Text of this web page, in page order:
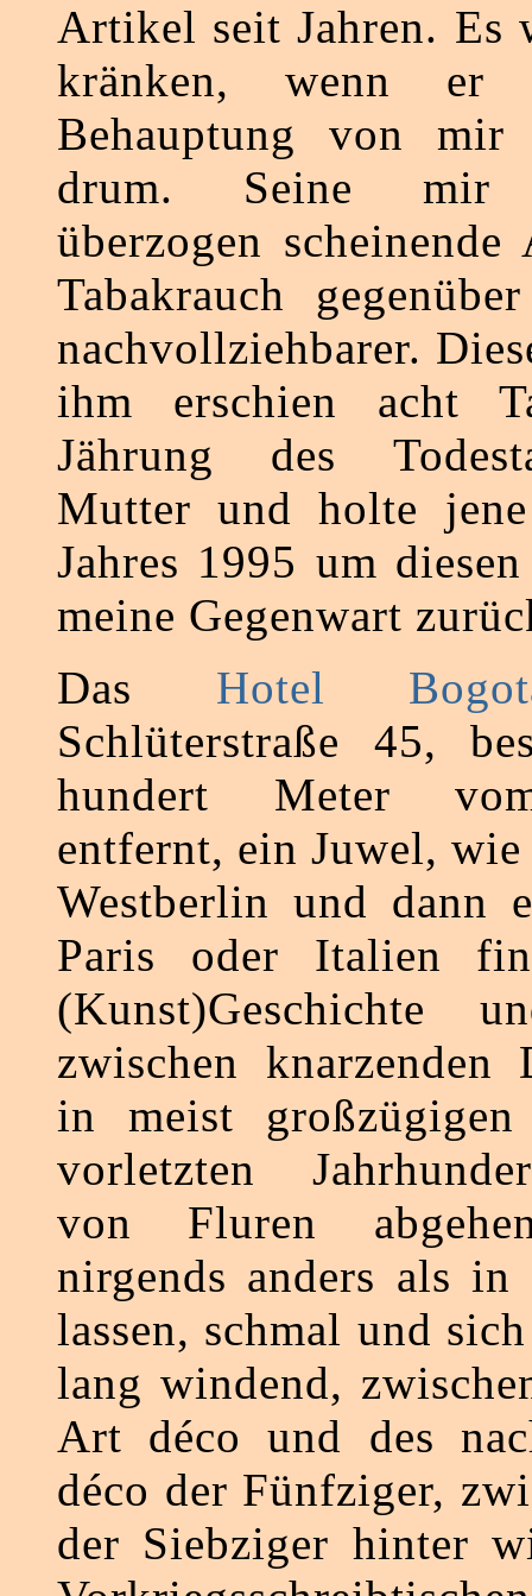
Artikel seit Jahren.
kränken, wenn er
Behauptung von
drum. Seine mir
überzogen scheinende
Tabakrauch
nachvollziehbarer.
ihm erschien acht
Jährung des
Mutter und holte
Jahres 1995 um
meine Gegenwart
Das Hotel
Schlüterstraße 45,
hundert Meter
entfernt, ein Juwel,
Westberlin und dann
Paris oder Italien
(Kunst)Geschichte
zwischen knarzenden
in meist
vorletzten
von Fluren
nirgends anders als
lassen, schmal und
lang windend,
Art déco und des
déco der Fünfziger,
der Siebziger hinter